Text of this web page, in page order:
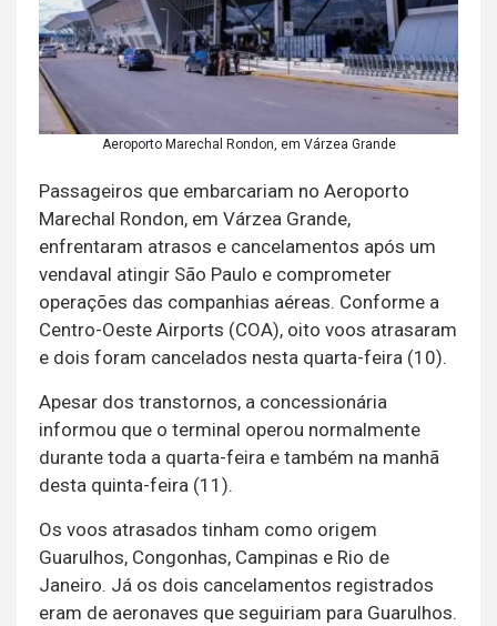
Aeroporto Marechal Rondon, em Várzea Grande
Passageiros que embarcariam no Aeroporto
Marechal Rondon, em Várzea Grande,
enfrentaram atrasos e cancelamentos após um
vendaval atingir São Paulo e comprometer
operações das companhias aéreas. Conforme a
Centro-Oeste Airports (COA), oito voos atrasaram
e dois foram cancelados nesta quarta-feira (10).
Apesar dos transtornos, a concessionária
informou que o terminal operou normalmente
durante toda a quarta-feira e também na manhã
desta quinta-feira (11).
Os voos atrasados tinham como origem
Guarulhos, Congonhas, Campinas e Rio de
Janeiro. Já os dois cancelamentos registrados
eram de aeronaves que seguiriam para Guarulhos.